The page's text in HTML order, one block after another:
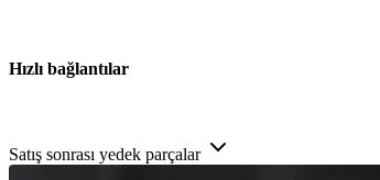
Hızlı bağlantılar
Satış sonrası yedek parçalar